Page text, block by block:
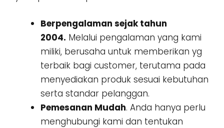
Berpengalaman sejak tahun
2004. Melalui pengalaman yang kami
miliki, berusaha untuk memberikan yg
terbaik bagi customer, terutama pada
menyediakan produk sesuai kebutuhan
serta standar pelanggan.
Pemesanan Mudah. Anda hanya perlu
menghubungi kami dan tentukan